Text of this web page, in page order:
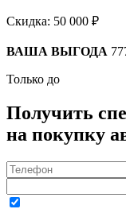
Скидка: 50 000 ₽
ВАША ВЫГОДА
Только до
Получить
на покупку